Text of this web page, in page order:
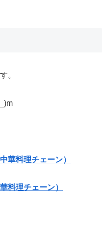
。
華料理チェーン）
料理チェーン）